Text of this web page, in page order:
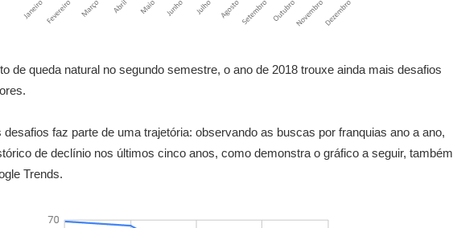
de queda natural no segundo semestre, o ano de 2018 trouxe ainda mais desafios
faz parte de uma trajetória: observando as buscas por franquias ano a ano,
de declínio nos últimos cinco anos, como demonstra o gráfico a seguir, também
Trends.